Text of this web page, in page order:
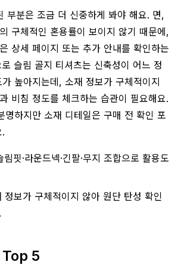
부분은 조금 더 신중하게 봐야 해요. 면,
구체적인 혼용률이 보이지 않기 때문에,
상세 페이지 또는 추가 안내를 확인하는
슬림 골지 티셔츠는 신축성이 어느 정
높아지는데, 소재 정보가 구체적이지
비침 정도를 체크하는 습관이 필요해요.
명하지만 소재 디테일은 구매 전 확인 포
림핏·라운드넥·긴팔·무지 조합으로 활용도
정보가 구체적이지 않아 원단 탄성 확인
Top 5